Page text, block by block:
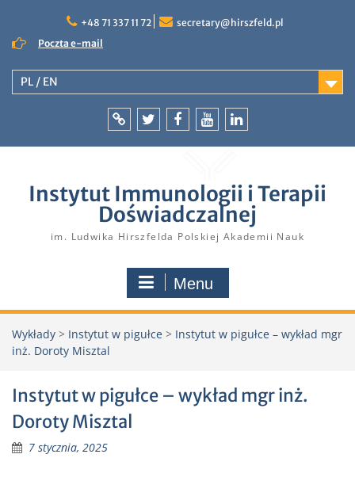
content
+48 71 337 11 72
secretary@hirszfeld.pl
Poczta e-mail
PL / EN
Instytut Immunologii i Terapii
Doświadczalnej
im. Ludwika Hirszfelda Polskiej Akademii Nauk
Menu
Wykłady > Instytut w pigułce > Instytut w pigułce – wykład mgr
inż. Doroty Misztal
Instytut w pigułce – wykład mgr inż.
Doroty Misztal
7 stycznia, 2025